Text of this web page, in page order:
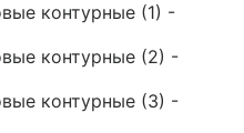
контурные (1) -
контурные (2) -
контурные (3) -